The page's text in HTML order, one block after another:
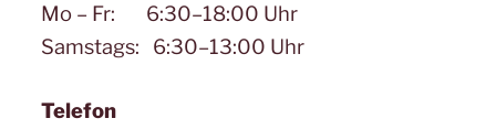
Mo – Fr: 6:30–18:00 Uhr
Samstags: 6:30–13:00 Uhr
Telefon